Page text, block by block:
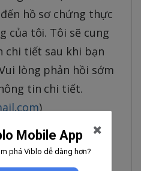
hồ sơ chứng thực
của tôi. Tôi sẽ cung
chi tiết sau khi bạn
lòng phản hồi sớm
tin chi tiết.
)
Souza
Mobile App
phá Viblo dễ dàng hơn?